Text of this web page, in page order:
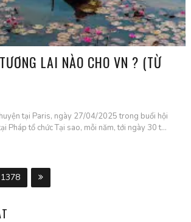
LAI NÀO CHO VN ? (TỪ
tại Paris, ngày 27/04/2025 trong buổi hội
Pháp tổ chức Tại sao, mỗi năm, tới ngày 30 t...
1378